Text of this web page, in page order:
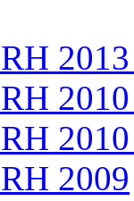
2009